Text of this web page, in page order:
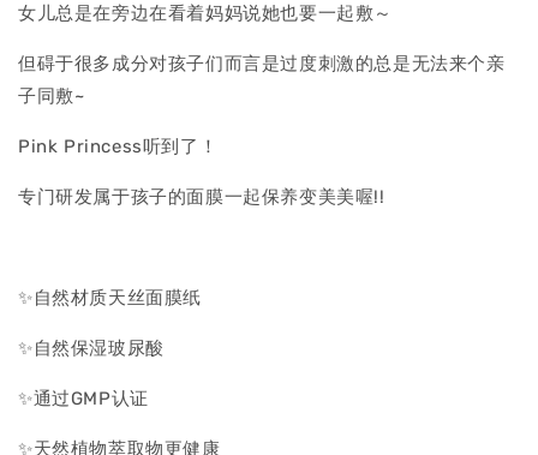
女儿总是在旁边在看着妈妈说她也要一起敷～
但碍于很多成分对孩子们而言是过度刺激的总是无法来个亲
子同敷~
Pink Princess听到了！
专门研发属于孩子的面膜一起保养变美美喔!!
✨自然材质天丝面膜纸
✨自然保湿玻尿酸
✨通过GMP认证
✨天然植物萃取物更健康